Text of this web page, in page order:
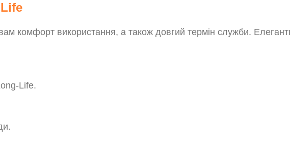
комфорт використання, а також довгий термін служби.
Life.